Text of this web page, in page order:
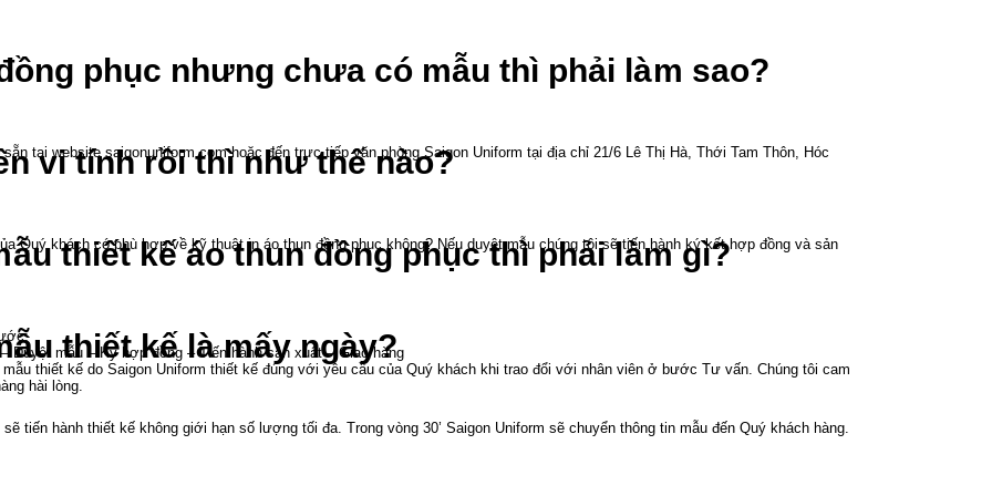
phục nhưng chưa có mẫu thì phải làm sao?
tại website saigonuniform.com hoặc đến trực tiếp văn phòng Saigon Uniform tại địa chỉ 21/6 Lê Thị Hà, Thới Tam Thôn, Hóc
vi tính rồi thì như thế nào?
Quý khách có phù hợp về kỹ thuật in áo thun đồng phục không? Nếu duyệt mẫu chúng tôi sẽ tiến hành ký kết hợp đồng và sản
thiết kế áo thun đồng phục thì phải làm gì?
mẫu – Ký hợp đồng – Tiến hành sản xuất – Giao hàng
thiết kế do Saigon Uniform thiết kế đúng với yêu cầu của Quý khách khi trao đổi với nhân viên ở bước Tư vấn. Chúng tôi cam
hài lòng.
thiết kế là mấy ngày?
tiến hành thiết kế không giới hạn số lượng tối đa. Trong vòng 30’ Saigon Uniform sẽ chuyển thông tin mẫu đến Quý khách hàng.